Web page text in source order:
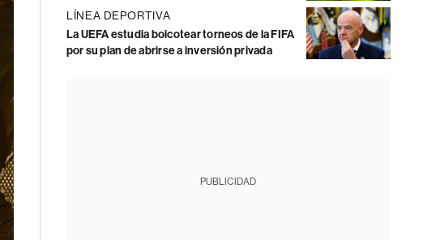
LÍNEA DEPORTIVA
La UEFA estudia boicotear torneos de la FIFA
por su plan de abrirse a inversión privada
PUBLICIDAD